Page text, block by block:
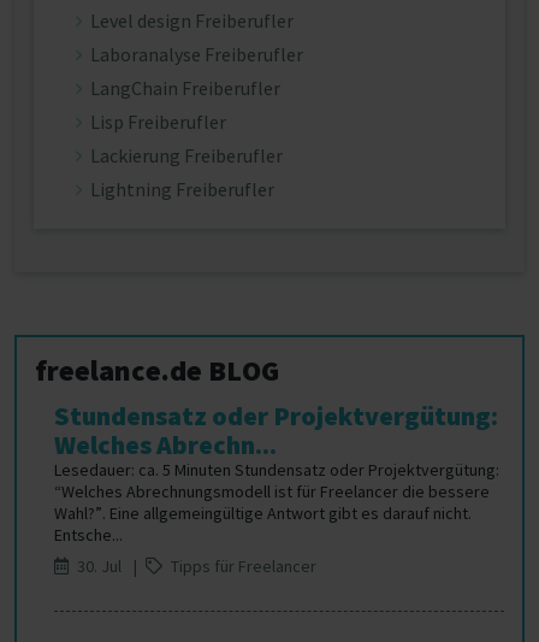
Level design Freiberufler
Laboranalyse Freiberufler
LangChain Freiberufler
Lisp Freiberufler
Lackierung Freiberufler
Lightning Freiberufler
freelance.de BLOG
Stundensatz oder Projektvergütung:
Welches Abrechn...
Lesedauer: ca. 5 Minuten Stundensatz oder Projektvergütung:
“Welches Abrechnungsmodell ist für Freelancer die bessere
Wahl?”. Eine allgemeingültige Antwort gibt es darauf nicht.
Entsche...
30. Jul |
Tipps für Freelancer